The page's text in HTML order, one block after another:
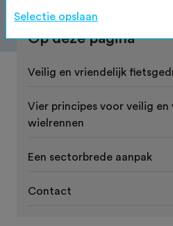
Op deze pagina
Veilig en vriendelijk
Vier principes voor veilig en
wielrennen
Een sectorbrede aanpak
Contact
Selectie opslaan